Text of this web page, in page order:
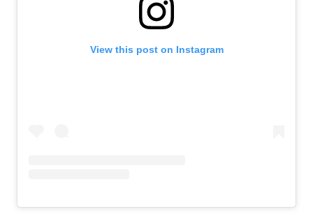
View this post on Instagram